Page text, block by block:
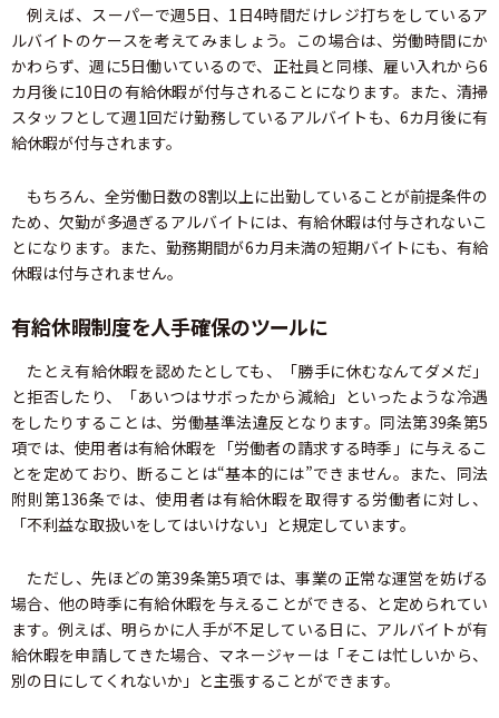
例えば、スーパーで週5日、1日4時間だけレジ打ちをしているア
ルバイトのケースを考えてみましょう。この場合は、労働時間にか
かわらず、週に5日働いているので、正社員と同様、雇い入れから6
カ月後に10日の有給休暇が付与されることになります。また、清掃
スタッフとして週1回だけ勤務しているアルバイトも、6カ月後に有
給休暇が付与されます。
もちろん、全労働日数の8割以上に出勤していることが前提条件の
ため、欠勤が多過ぎるアルバイトには、有給休暇は付与されないこ
とになります。また、勤務期間が6カ月未満の短期バイトにも、有給
休暇は付与されません。
有給休暇制度を人手確保のツールに
たとえ有給休暇を認めたとしても、「勝手に休むなんてダメだ」
と拒否したり、「あいつはサボったから減給」といったような冷遇
をしたりすることは、労働基準法違反となります。同法第39条第5
項では、使用者は有給休暇を「労働者の請求する時季」に与えるこ
とを定めており、断ることは“基本的には”できません。また、同法
附則第136条では、使用者は有給休暇を取得する労働者に対し、
「不利益な取扱いをしてはいけない」と規定しています。
ただし、先ほどの第39条第5項では、事業の正常な運営を妨げる
場合、他の時季に有給休暇を与えることができる、と定められてい
ます。例えば、明らかに人手が不足している日に、アルバイトが有
給休暇を申請してきた場合、マネージャーは「そこは忙しいから、
別の日にしてくれないか」と主張することができます。